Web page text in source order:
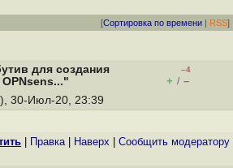
[Сортировка по времени | RSS]
для создания
–4
+ / –
30-Июл-20, 23:39
Правка| Наверх Cообщить модератору